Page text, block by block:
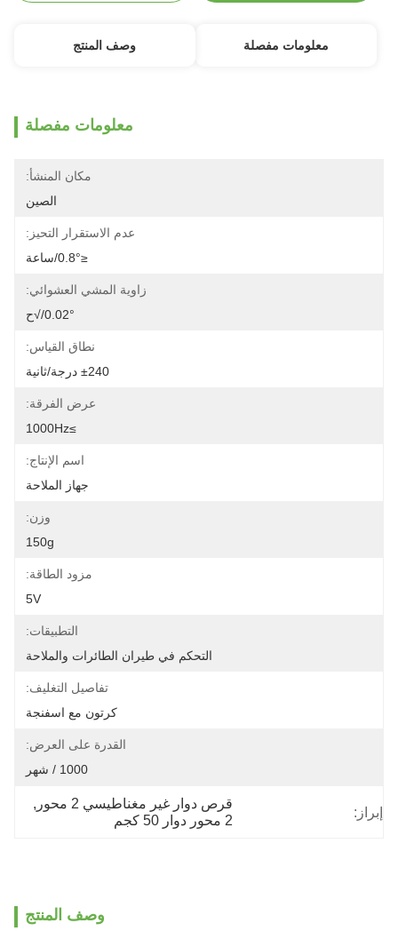
معلومات مفصلة وصف المنتج
معلومات مفصلة
مكان المنشأ:
الصين
عدم الاستقرار التحيز:
≤0.8°/ساعة
زاوية المشي العشوائي:
0.02°/√ح
نطاق القياس:
±240 درجة/ثانية
عرض الفرقة:
≥1000Hz
اسم الإنتاج:
جهاز الملاحة
وزن:
150g
مزود الطاقة:
5V
التطبيقات:
التحكم في طيران الطائرات والملاحة
تفاصيل التغليف:
كرتون مع اسفنجة
القدرة على العرض:
1000 / شهر
إبراز:
قرص دوار غير مغناطيسي 2 محور
,
2 محور دوار 50 كجم
وصف المنتج